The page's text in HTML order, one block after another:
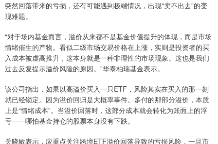
突然回落带来的亏损，还有可能遇到极端情况，出现“卖不出去”的变
现难题。
“对于场内基金而言，溢价从来都不是基金价值提升的体现，而是市场
情绪催生的产物。看似二级市场交易价格在上涨，实则是投资者的买
入成本被虚高推升，这本身就是一种非理性的市场现象。这也是我们
过去反复提示溢价风险的原因。”华泰柏瑞基金表示。
该公司指出，如果以高溢价买入一只ETF，风险其实在买入的那一刻
就已经锁定。因为溢价回归是大概率事件。多付的那部分溢价，本质
上是“情绪成本”。当溢价回落时，这部分成本就会转化为账面上的浮
亏——哪怕基金持仓的股票本身没有下跌。
关晓敏表示，应重点关注跨境ETF溢价回落导致的亏损风险，一旦市